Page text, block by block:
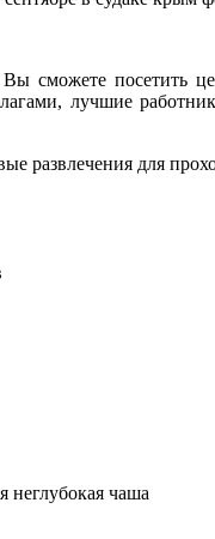
сможете посетить
лучшие
развлечения для
неглубокая чаша